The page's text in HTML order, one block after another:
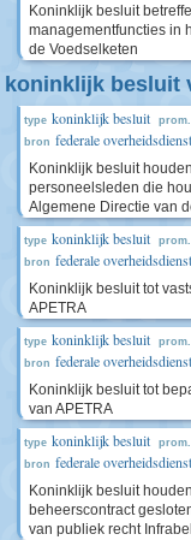
Koninklijk besluit
managementfuncties in
de Voedselketen
koninklijk besluit
type koninklijk besluit prom.
bron federale
Koninklijk besluit
personeelsleden die
Algemene Directie van
type koninklijk besluit prom.
bron federale
Koninklijk besluit tot
APETRA
type koninklijk besluit prom.
bron federale
Koninklijk besluit tot
van APETRA
type koninklijk besluit prom.
bron federale
Koninklijk besluit
beheerscontract
van publiek recht Infrabel